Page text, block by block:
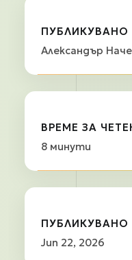
ПУБЛИКУВАНО
Александър
ВРЕМЕ ЗА
8 минути
ПУБЛИКУВАНО
Jun 22, 2026